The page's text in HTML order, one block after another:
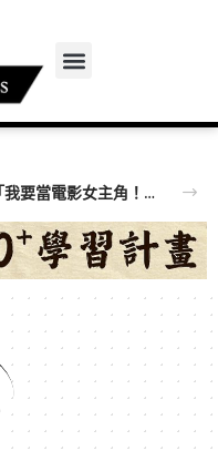
OH YA DJ 木木迎接26歲生日 許願：「我要當電影女主角！」